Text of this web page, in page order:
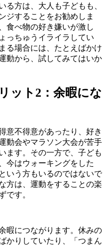
る方は、大人も子どもも、
ジすることをお勧めしま
食べ物の好き嫌いが激し
っちゅうイライラしてい
る場合には、たとえばかけ
動から、試してみてはいか
ット2：余暇にな
意不得意があったり、好き
動会やマラソン大会が苦手
ます。その一方で、子ども
今はウォーキングをした
いう方もいるのではないで
方は、運動をすることの楽
です。
暇につながります。休みの
かりしていたり、「つまん